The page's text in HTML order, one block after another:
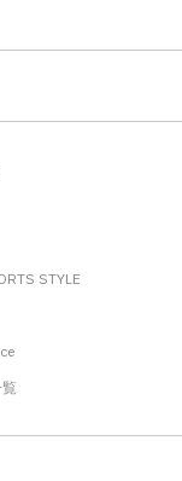
STYLE